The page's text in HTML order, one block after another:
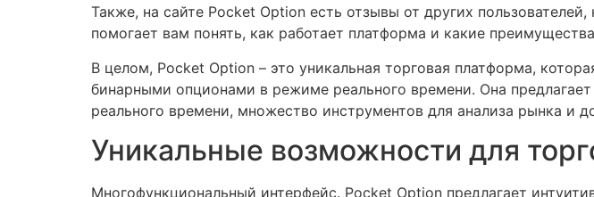
Также, на сайте Pocket Option есть отзывы от других
помогает вам понять, как работает платформа и какие
В целом, Pocket Option – это уникальная торговая платформа,
бинарными опционами в режиме реального времени. Она
реального времени, множество инструментов для анализа рынка и
Уникальные возможности для
Многофункциональный интерфейс. Pocket Option предлагает